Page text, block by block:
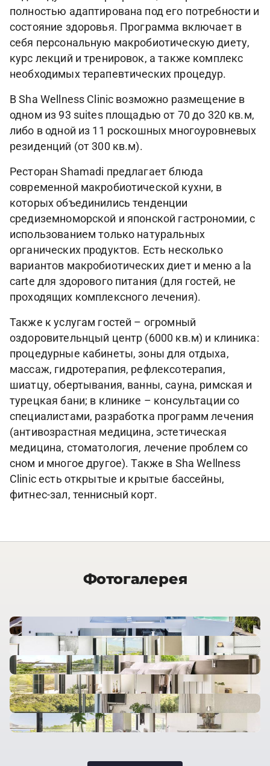
полностью адаптирована под его потребности и
состояние здоровья. Программа включает в
себя персональную макробиотическую диету,
курс лекций и тренировок, а также комплекс
необходимых терапевтических процедур.
В Sha Wellness Clinic возможно размещение в
одном из 93 suites площадью от 70 до 320 кв.м,
либо в одной из 11 роскошных многоуровневых
резиденций (от 300 кв.м).
Ресторан Shamadi предлагает блюда
современной макробиотической кухни, в
которых объединились тенденции
средиземноморской и японской гастрономии, с
использованием только натуральных
органических продуктов. Есть несколько
вариантов макробиотических диет и меню a la
carte для здорового питания (для гостей, не
проходящих комплексного лечения).
Также к услугам гостей – огромный
оздоровительнцый центр (6000 кв.м) и клиника:
процедурные кабинеты, зоны для отдыха,
массаж, гидротерапия, рефлексотерапия,
шиатцу, обертывания, ванны, сауна, римская и
турецкая бани; в клинике – консультации со
специалистами, разработка программ лечения
(антивозрастная медицина, эстетическая
медицина, стоматология, лечение проблем со
сном и многое другое). Также в Sha Wellness
Clinic есть открытые и крытые бассейны,
фитнес-зал, теннисный корт.
Фотогалерея